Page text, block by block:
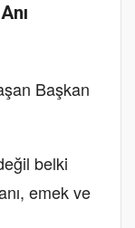
Başkan
belki
emek ve